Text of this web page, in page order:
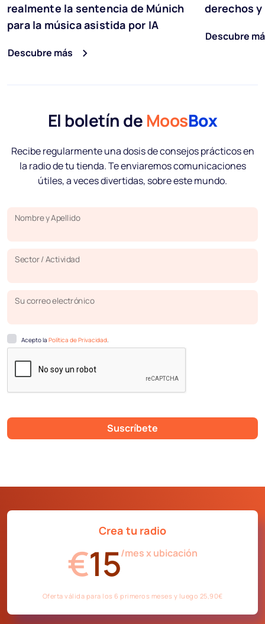
realmente la sentencia de Múnich
para la música asistida por IA
Descubre más
derechos
Descubre
El boletín de MoosBox
Recibe regularmente una dosis de consejos prácticos en
la radio de tu tienda. Te enviaremos comunicaciones
útiles, a veces divertidas, sobre este mundo.
Nombre y Apellido
Sector / Actividad
Su correo electrónico
Acepto la Política de Privacidad.
Suscríbete
Crea tu radio
€15/mes x ubicación
Oferta válida para los 6 primeros meses y luego 25,90€